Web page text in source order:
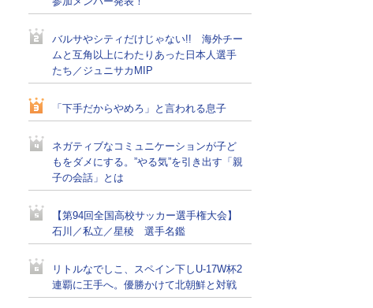
バルサやシティだけじゃない!! 海外チー
ムと互角以上にわたりあった日本人選手
たち／ジュニサカMIP
「下手だからやめろ」と言われる息子
ネガティブなコミュニケーションが子ど
もをダメにする。”やる気”を引き出す「親
子の会話」とは
【第94回全国高校サッカー選手権大会】
石川／私立／星稜 選手名鑑
リトルなでしこ、スペイン下しU-17W杯2
連覇に王手へ。優勝かけて北朝鮮と対戦